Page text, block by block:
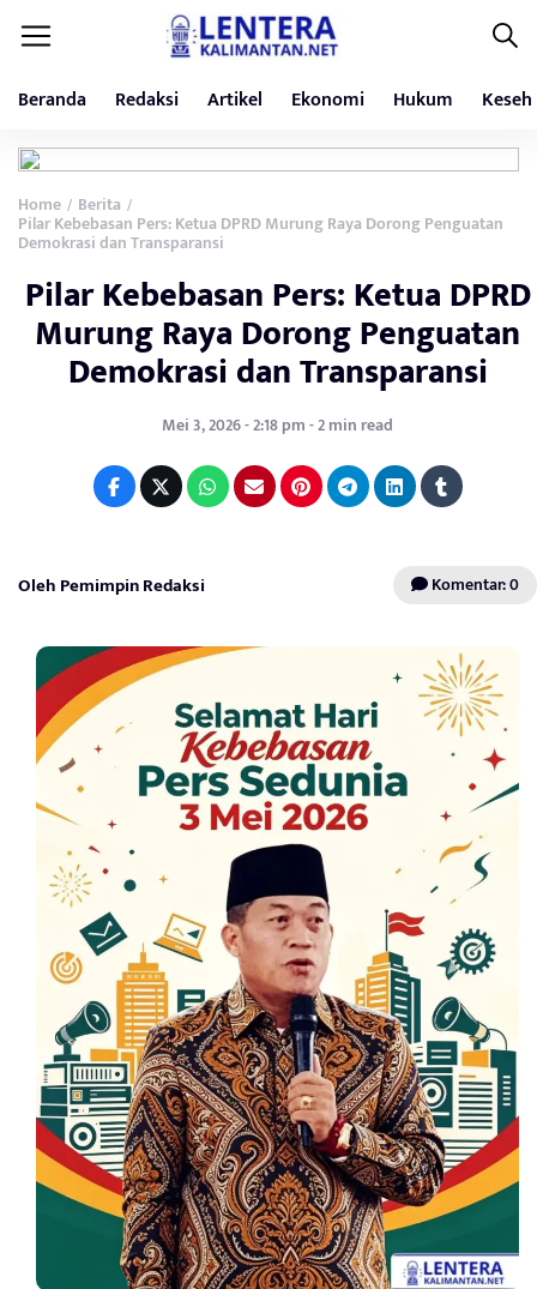
Beranda Redaksi Artikel Ekonomi Hukum
Home / Berita /
Pilar Kebebasan Pers: Ketua DPRD Murung Raya Dorong Penguatan
Demokrasi dan Transparansi
Pilar Kebebasan Pers: Ketua DPRD
Murung Raya Dorong Penguatan
Demokrasi dan Transparansi
Mei 3, 2026 - 2:18 pm - 2 min read
Oleh Pemimpin Redaksi Komentar: 0